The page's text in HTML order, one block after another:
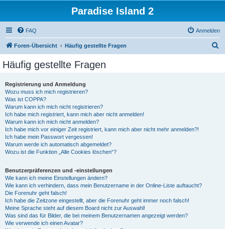
Paradise Island 2
FAQ Anmelden
Foren-Übersicht Häufig gestellte Fragen
Häufig gestellte Fragen
Registrierung und Anmeldung
Wozu muss ich mich registrieren?
Was ist COPPA?
Warum kann ich mich nicht registrieren?
Ich habe mich registriert, kann mich aber nicht anmelden!
Warum kann ich mich nicht anmelden?
Ich habe mich vor einiger Zeit registriert, kann mich aber nicht mehr anmelden?!
Ich habe mein Passwort vergessen!
Warum werde ich automatisch abgemeldet?
Wozu ist die Funktion „Alle Cookies löschen“?
Benutzerpräferenzen und -einstellungen
Wie kann ich meine Einstellungen ändern?
Wie kann ich verhindern, dass mein Benutzername in der Online-Liste auftaucht?
Die Forenuhr geht falsch!
Ich habe die Zeitzone eingestellt, aber die Forenuhr geht immer noch falsch!
Meine Sprache steht auf diesem Board nicht zur Auswahl!
Was sind das für Bilder, die bei meinem Benutzernamen angezeigt werden?
Wie verwende ich einen Avatar?